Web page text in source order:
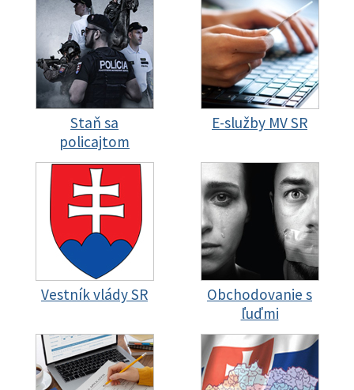
Staň sa
policajtom
E-služby MV SR
Vestník vlády SR
Obchodovanie s
ľuďmi